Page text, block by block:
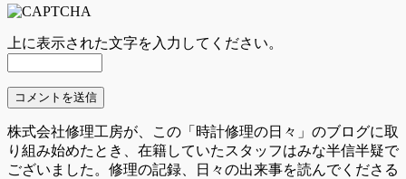
上に表示された文字を入力してください。
株式会社修理工房が、この「時計修理の日々」のブログに取
り組み始めたとき、在籍していたスタッフはみな半信半疑で
ございました。修理の記録、日々の出来事を読んでくださる